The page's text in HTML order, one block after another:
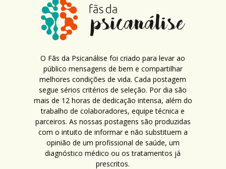
O Fãs da Psicanálise foi criado para levar ao
público mensagens de bem e compartilhar
melhores condições de vida. Cada postagem
segue sérios critérios de seleção. Por dia são
mais de 12 horas de dedicação intensa, além do
trabalho de colaboradores, equipe técnica e
parceiros. As nossas postagens são produzidas
com o intuito de informar e não substituem a
opinião de um profissional de saúde, um
diagnóstico médico ou os tratamentos já
prescritos.